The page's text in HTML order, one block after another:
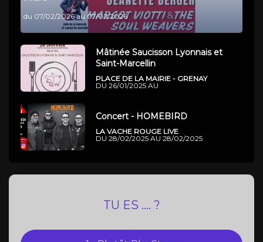
du 07/02/2026 au 07/02/2026
Mâtinée Saucisson Lyonnais et
Saint-Marcellin
PLACE DE LA MAIRIE - GRENAY
DU 26/01/2025 AU
Concert - HOMEBIRD
LA VACHE ROUGE LIVE
DU 28/02/2025 AU 28/02/2025
TU ES .... ?